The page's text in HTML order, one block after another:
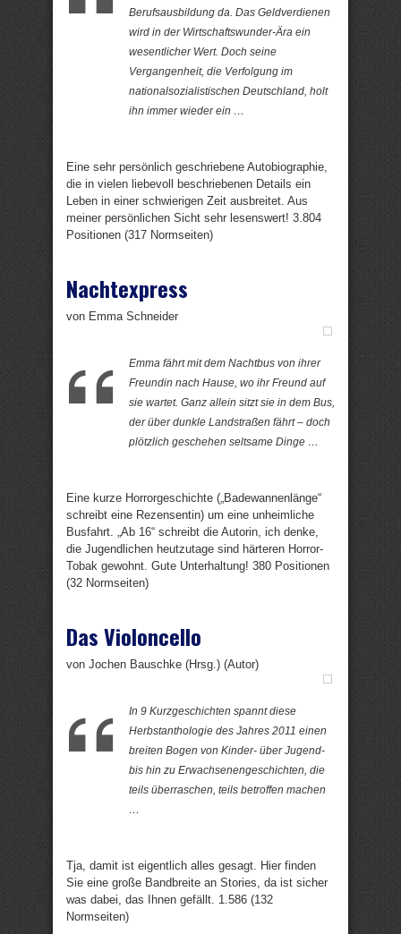
Berufsausbildung da. Das Geldverdienen
wird in der Wirtschaftswunder-Ära ein
wesentlicher Wert. Doch seine
Vergangenheit, die Verfolgung im
nationalsozialistischen Deutschland, holt
ihn immer wieder ein …
Eine sehr persönlich geschriebene Autobiographie,
die in vielen liebevoll beschriebenen Details ein
Leben in einer schwierigen Zeit ausbreitet. Aus
meiner persönlichen Sicht sehr lesenswert! 3.804
Positionen (317 Normseiten)
Nachtexpress
von Emma Schneider
Emma fährt mit dem Nachtbus von ihrer
Freundin nach Hause, wo ihr Freund auf
sie wartet. Ganz allein sitzt sie in dem Bus,
der über dunkle Landstraßen fährt – doch
plötzlich geschehen seltsame Dinge …
Eine kurze Horrorgeschichte („Badewannenlänge“
schreibt eine Rezensentin) um eine unheimliche
Busfahrt. „Ab 16“ schreibt die Autorin, ich denke,
die Jugendlichen heutzutage sind härteren Horror-
Tobak gewohnt. Gute Unterhaltung! 380 Positionen
(32 Normseiten)
Das Violoncello
von Jochen Bauschke (Hrsg.) (Autor)
In 9 Kurzgeschichten spannt diese
Herbstanthologie des Jahres 2011 einen
breiten Bogen von Kinder- über Jugend-
bis hin zu Erwachsenengeschichten, die
teils überraschen, teils betroffen machen
…
Tja, damit ist eigentlich alles gesagt. Hier finden
Sie eine große Bandbreite an Stories, da ist sicher
was dabei, das Ihnen gefällt. 1.586 (132
Normseiten)